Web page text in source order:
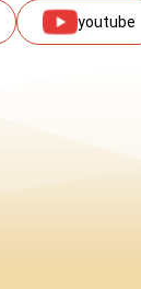
youtube